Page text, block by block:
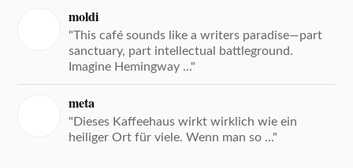
moldi
"This café sounds like a writers paradise—part
sanctuary, part intellectual battleground.
Imagine Hemingway ..."
meta
"Dieses Kaffeehaus wirkt wirklich wie ein
heiliger Ort für viele. Wenn man so ..."